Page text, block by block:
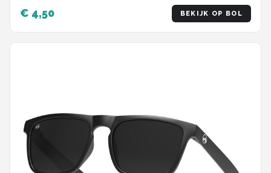
€ 4,50 BEKIJK OP BOL